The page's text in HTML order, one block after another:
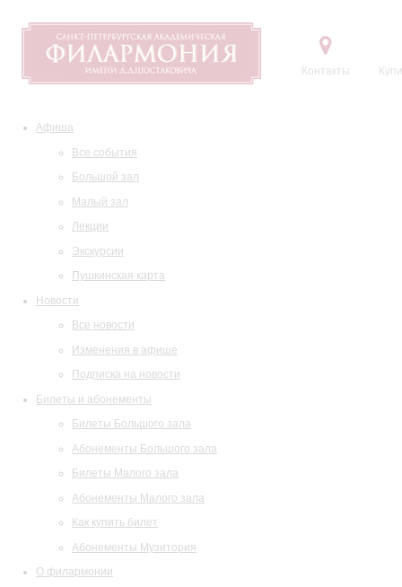
Контакты
Афиша
Все события
Большой зал
Малый зал
Лекции
Экскурсии
Пушкинская карта
Новости
Все новости
Изменения в афише
Подписка на новости
Билеты и абонементы
Билеты Большого зала
Абонементы Большого зала
Билеты Малого зала
Абонементы Малого зала
Как купить билет
Абонементы Музитория
О филармонии